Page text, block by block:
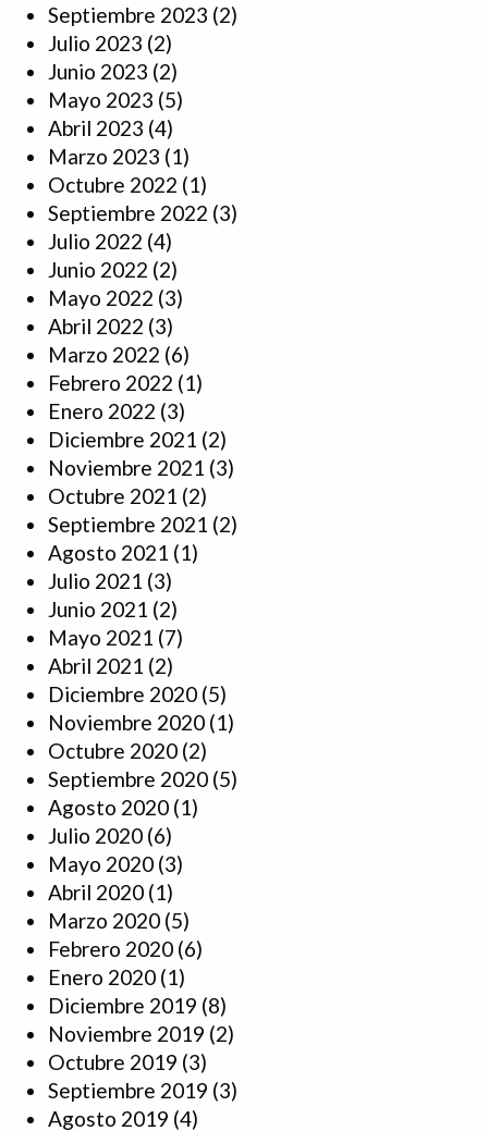
Septiembre 2023 (2)
Julio 2023 (2)
Junio 2023 (2)
Mayo 2023 (5)
Abril 2023 (4)
Marzo 2023 (1)
Octubre 2022 (1)
Septiembre 2022 (3)
Julio 2022 (4)
Junio 2022 (2)
Mayo 2022 (3)
Abril 2022 (3)
Marzo 2022 (6)
Febrero 2022 (1)
Enero 2022 (3)
Diciembre 2021 (2)
Noviembre 2021 (3)
Octubre 2021 (2)
Septiembre 2021 (2)
Agosto 2021 (1)
Julio 2021 (3)
Junio 2021 (2)
Mayo 2021 (7)
Abril 2021 (2)
Diciembre 2020 (5)
Noviembre 2020 (1)
Octubre 2020 (2)
Septiembre 2020 (5)
Agosto 2020 (1)
Julio 2020 (6)
Mayo 2020 (3)
Abril 2020 (1)
Marzo 2020 (5)
Febrero 2020 (6)
Enero 2020 (1)
Diciembre 2019 (8)
Noviembre 2019 (2)
Octubre 2019 (3)
Septiembre 2019 (3)
Agosto 2019 (4)